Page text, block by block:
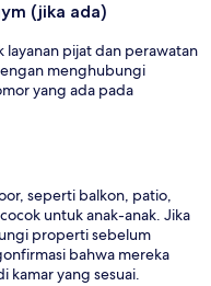
(jika ada)
layanan pijat dan perawatan
menghubungi
yang ada pada
seperti balkon, patio,
untuk anak-anak. Jika
properti sebelum
bahwa mereka
kamar yang sesuai.